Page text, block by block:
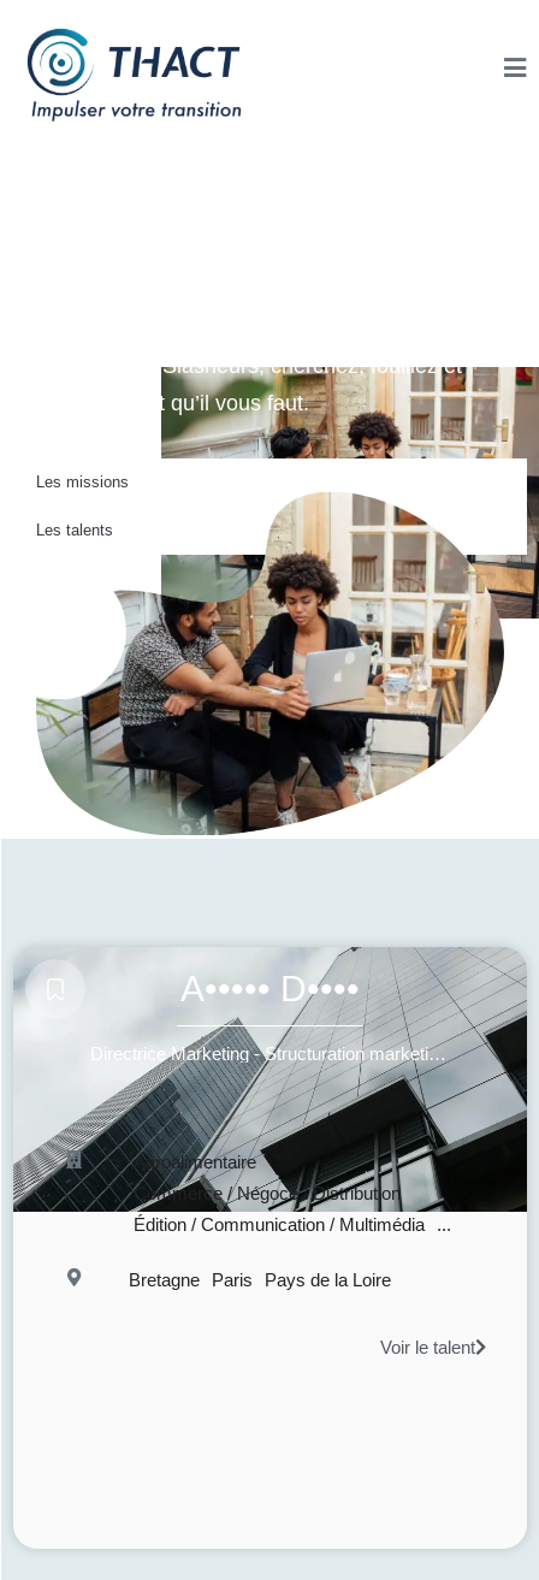
Découvrez nos Slasheurs, cherchez, fouillez et
trouvez le talent qu’il vous faut.
Les missions
Les talents
A••••• D••••
Directrice Marketing - Structuration marketing, go-to-market et accompagnement de croissance
Agroalimentaire
Commerce / Négoce / Distribution
Édition / Communication / Multimédia
...
Bretagne Paris Pays de la Loire
Voir le talent